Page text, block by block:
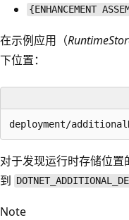
{ENHANCEMENT
在示例应用（
下位置：
对于发现运行时存储位
到
Note